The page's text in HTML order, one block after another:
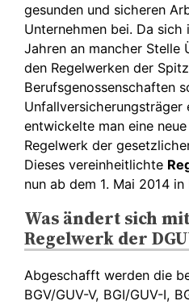
gesunden und sicheren
Unternehmen bei. Da sich
Jahren an mancher Stelle
den Regelwerken der
Berufsgenossenschaften
Unfallversicherungsträger
entwickelte man eine
Regelwerk der
Dieses vereinheitlichte
nun ab dem 1. Mai 2014
Was ändert sich
Regelwerk der
Abgeschafft werden die
BGV/GUV-V, BGI/GUV-I,